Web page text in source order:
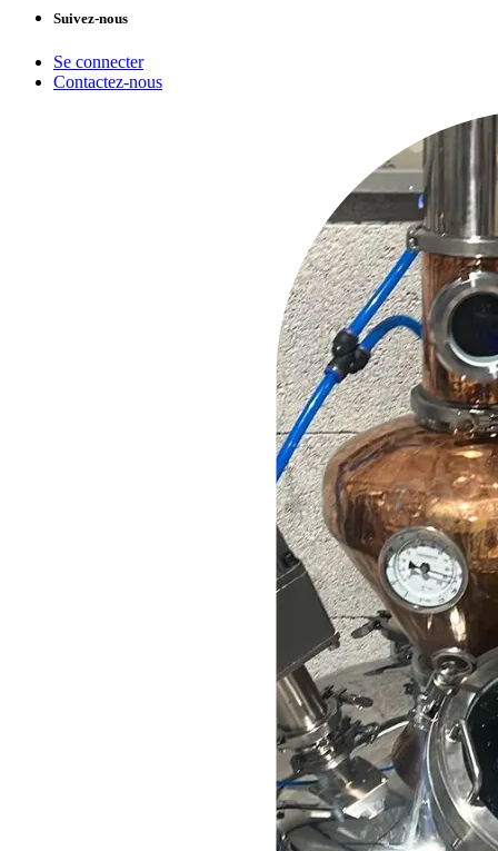
Suivez-nous
Se connecter
Contactez-nous